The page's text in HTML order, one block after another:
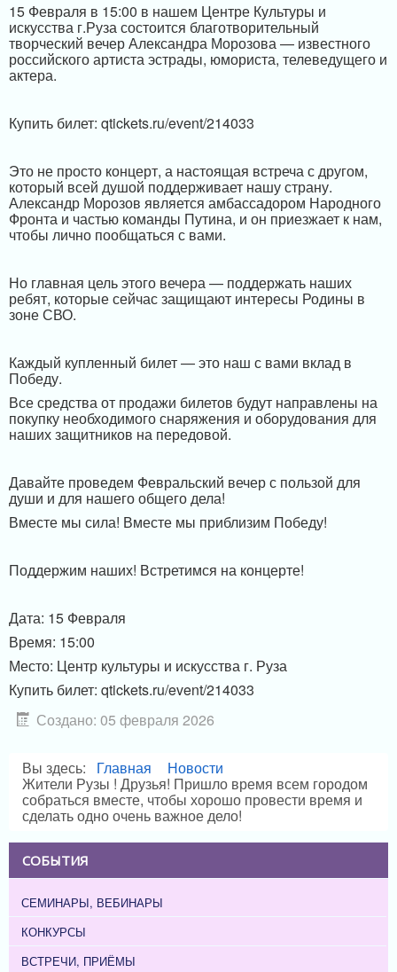
15 Февраля в 15:00 в нашем Центре Культуры и
искусства г.Руза состоится благотворительный
творческий вечер Александра Морозова — известного
российского артиста эстрады, юмориста, телеведущего и
актера.
Купить билет: qtickets.ru/event/214033
Это не просто концерт, а настоящая встреча с другом,
который всей душой поддерживает нашу страну.
Александр Морозов является амбассадором Народного
Фронта и частью команды Путина, и он приезжает к нам,
чтобы лично пообщаться с вами.
Но главная цель этого вечера — поддержать наших
ребят, которые сейчас защищают интересы Родины в
зоне СВО.
Каждый купленный билет — это наш с вами вклад в
Победу.
Все средства от продажи билетов будут направлены на
покупку необходимого снаряжения и оборудования для
наших защитников на передовой.
Давайте проведем Февральский вечер с пользой для
души и для нашего общего дела!
Вместе мы сила! Вместе мы приблизим Победу!
Поддержим наших! Встретимся на концерте!
Дата: 15 Февраля
Время: 15:00
Место: Центр культуры и искусства г. Руза
Купить билет: qtickets.ru/event/214033
Создано: 05 февраля 2026
Вы здесь: Главная Новости
Жители Рузы ! Друзья! Пришло время всем городом
собраться вместе, чтобы хорошо провести время и
сделать одно очень важное дело!
СОБЫТИЯ
СЕМИНАРЫ, ВЕБИНАРЫ
КОНКУРСЫ
ВСТРЕЧИ, ПРИЁМЫ